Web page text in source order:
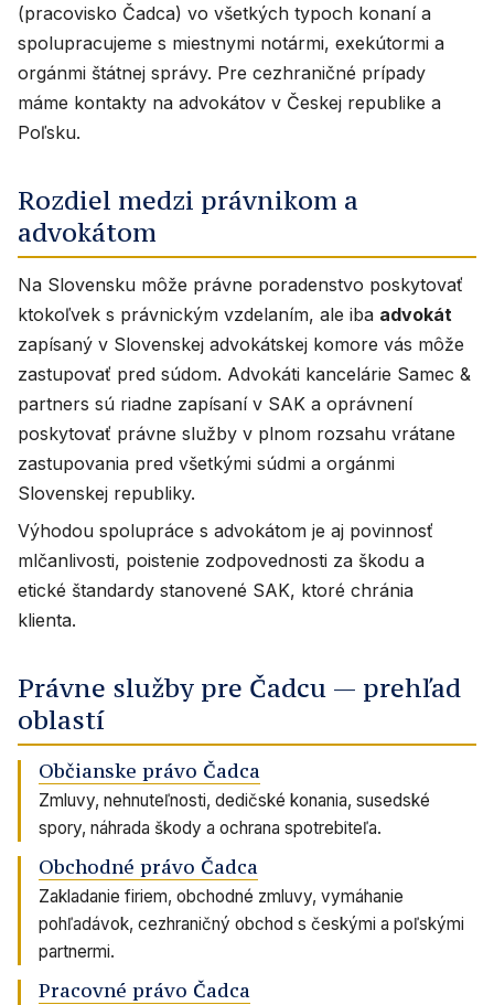
(pracovisko Čadca) vo všetkých typoch konaní a
spolupracujeme s miestnymi notármi, exekútormi a
orgánmi štátnej správy. Pre cezhraničné prípady
máme kontakty na advokátov v Českej republike a
Poľsku.
Rozdiel medzi právnikom a
advokátom
Na Slovensku môže právne poradenstvo poskytovať
ktokoľvek s právnickým vzdelaním, ale iba advokát
zapísaný v Slovenskej advokátskej komore vás môže
zastupovať pred súdom. Advokáti kancelárie Samec &
partners sú riadne zapísaní v SAK a oprávnení
poskytovať právne služby v plnom rozsahu vrátane
zastupovania pred všetkými súdmi a orgánmi
Slovenskej republiky.
Výhodou spolupráce s advokátom je aj povinnosť
mlčanlivosti, poistenie zodpovednosti za škodu a
etické štandardy stanovené SAK, ktoré chránia
klienta.
Právne služby pre Čadcu — prehľad
oblastí
Občianske právo Čadca
Zmluvy, nehnuteľnosti, dedičské konania, susedské
spory, náhrada škody a ochrana spotrebiteľa.
Obchodné právo Čadca
Zakladanie firiem, obchodné zmluvy, vymáhanie
pohľadávok, cezhraničný obchod s českými a poľskými
partnermi.
Pracovné právo Čadca